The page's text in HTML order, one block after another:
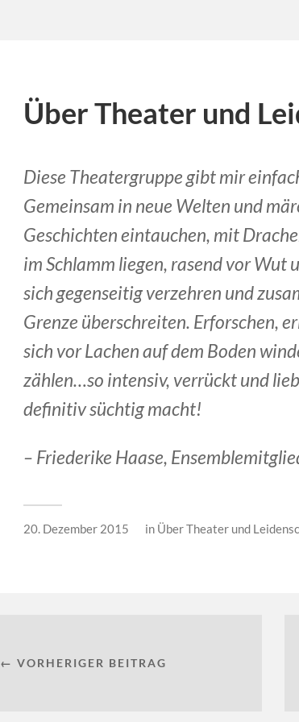
Über Theater und
Diese Theatergruppe gibt mir
Gemeinsam in neue Welten und
Geschichten eintauchen, mit
im Schlamm liegen, rasend vor Wut
sich gegenseitig verzehren und
Grenze überschreiten. Erforschen,
sich vor Lachen auf dem Boden
zählen…so intensiv, verrückt und
definitiv süchtig macht!
– Friederike Haase,
20. Dezember 2015 in Über Theater und
← VORHERIGER BEITRAG